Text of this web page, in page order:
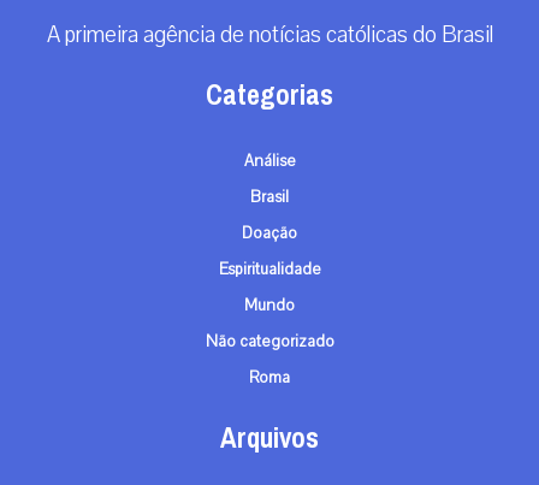
A primeira agência de notícias católicas do Brasil
Categorias
Análise
Brasil
Doação
Espiritualidade
Mundo
Não categorizado
Roma
Arquivos